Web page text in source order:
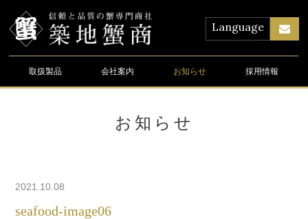
Language
取扱製品 会社案内 お知らせ 採用情報
お知らせ
2021.10.08
seafood-image06